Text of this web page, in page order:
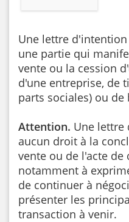
Une lettre
une partie qui
vente ou la cession
d'une entreprise, de
parts sociales) ou de
Attention. Une lettre
aucun droit à la
vente ou de l'acte de
notamment à
de continuer à
présenter les
transaction à venir.